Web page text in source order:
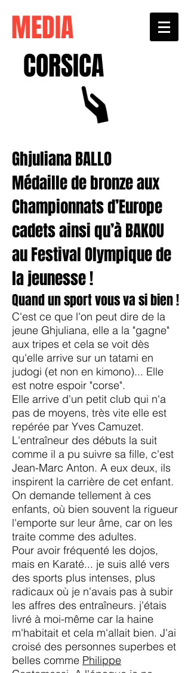
MEDIA
CORSICA
Ghjuliana BALLO
Médaille de bronze aux
Championnats d’Europe
cadets ainsi qu’à BAKOU
au Festival Olympique de
la jeunesse !
Quand un sport vous va si bien !
C'est ce que l'on peut dire de la
jeune Ghjuliana, elle a la "gagne"
aux tripes et cela se voit dès
qu'elle arrive sur un tatami en
judogi (et non en kimono)... Elle
est notre espoir "corse".
Elle arrive d'un petit club qui n'a
pas de moyens, très vite elle est
repérée par Yves Camuzet.
L'entraîneur des débuts la suit
comme il a pu suivre sa fille, c'est
Jean-Marc Anton. A eux deux, ils
inspirent la carrière de cet enfant.
On demande tellement à ces
enfants, où bien souvent la rigueur
l'emporte sur leur âme, car on les
traite comme des adultes.
Pour avoir fréquenté les dojos,
mais en Karaté... je suis allé vers
des sports plus intenses, plus
radicaux où je n'avais pas à subir
les affres des entraîneurs. j'étais
livré à moi-même car la haine
m'habitait et cela m'allait bien. J'ai
croisé des personnes superbes et
belles comme Philippe